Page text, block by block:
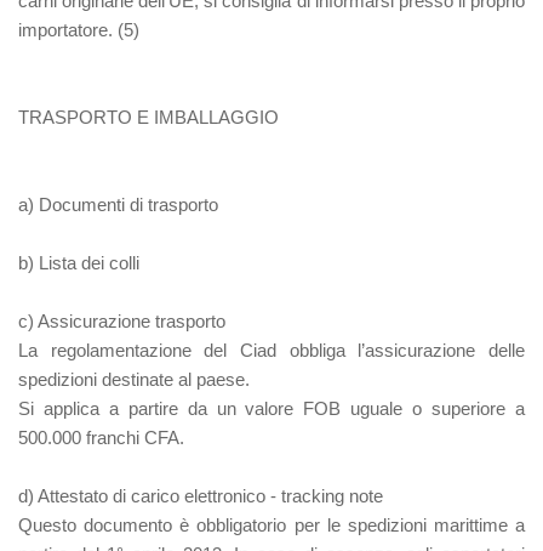
importatore. (5)
TRASPORTO E IMBALLAGGIO
a) Documenti di trasporto
b) Lista dei colli
c) Assicurazione trasporto
La regolamentazione del Ciad obbliga l’assicurazione delle
spedizioni destinate al paese.
Si applica a partire da un valore FOB uguale o superiore a
500.000 franchi CFA.
d) Attestato di carico elettronico - tracking note
Questo documento è obbligatorio per le spedizioni marittime a